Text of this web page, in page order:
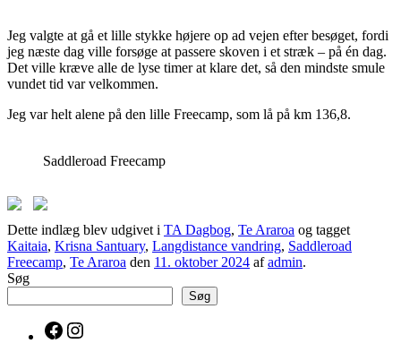
Jeg valgte at gå et lille stykke højere op ad vejen efter besøget, fordi
jeg næste dag ville forsøge at passere skoven i et stræk – på én dag.
Det ville kræve alle de lyse timer at klare det, så den mindste smule
vundet tid var velkommen.
Jeg var helt alene på den lille Freecamp, som lå på km 136,8.
Saddleroad Freecamp
Dette indlæg blev udgivet i TA Dagbog, Te Araroa og tagget
Kaitaia, Krisna Santuary, Langdistance vandring, Saddleroad
Freecamp, Te Araroa den 11. oktober 2024 afadmin.
Søg
Søg
Facebook